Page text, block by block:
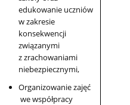
edukowanie uczniów
w zakresie
konsekwencji
związanymi
z zrachowaniami
niebezpiecznymi,
Organizowanie zajęć
we współpracy